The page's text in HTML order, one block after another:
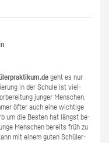
geht es nur
in der Schu­le ist viel­
jun­ger Men­schen.
öfter auch eine wich­ti­ge
um die Bes­ten hat längst be­
Men­schen be­reits früh zu
mit einem guten Schü­ler­